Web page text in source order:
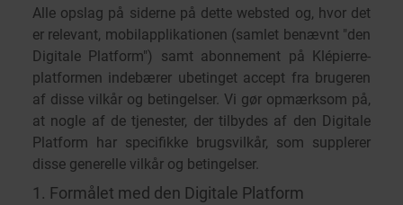
Alle opslag på siderne på dette websted og, hvor det
er relevant, mobilapplikationen (samlet benævnt "den
Digitale Platform") samt abonnement på Klépierre-
platformen indebærer ubetinget accept fra brugeren
af disse vilkår og betingelser. Vi gør opmærksom på,
at nogle af de tjenester, der tilbydes af den Digitale
Platform har specifikke brugsvilkår, som supplerer
disse generelle vilkår og betingelser.
1. Formålet med den Digitale Platform